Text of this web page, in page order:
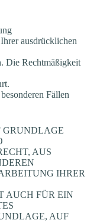
ausdrücklichen
Die Rechtmäßigkeit
Fällen
GRUNDLAGE
AUS
IHRER
AUCH FÜR EIN
AUF